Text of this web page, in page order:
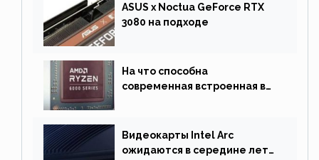
ASUS x Noctua GeForce RTX
3080 на подходе
На что способна
современная встроенная в
Видеокарты Intel Arc
ожидаются в середине лета.